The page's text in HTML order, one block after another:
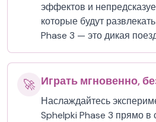
эффектов и
которые будут
Phase 3 — это дикая
🚀 Играть мгновенно,
Наслаждайтесь
Sphelpki Phase 3 прямо в